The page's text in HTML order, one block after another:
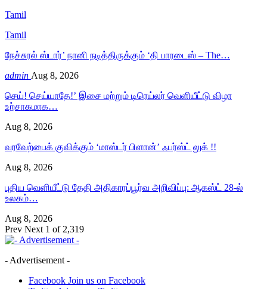
Tamil
Tamil
நேச்சுரல் ஸ்டார்’ நானி நடித்திருக்கும் ‘தி பாரடைஸ் – The…
admin Aug 8, 2026
செய்! செய்யாதே!’ இசை மற்றும் டிரெய்லர் வெளியீட்டு விழா
உற்சாகமாக…
Aug 8, 2026
வரவேற்பைக் குவிக்கும் ‘மாஸ்டர் பிளான்’ ஃபர்ஸ்ட் லுக் !!
Aug 8, 2026
புதிய வெளியீட்டு தேதி அதிகாரப்பூர்வ அறிவிப்பு: ஆகஸ்ட் 28-ல்
உலகம்…
Aug 8, 2026
Prev Next 1 of 2,319
- Advertisement -
Facebook Join us on Facebook